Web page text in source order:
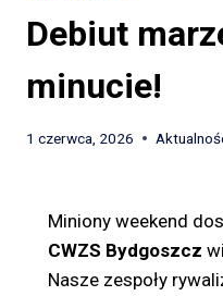
Debiut
minucie!
1 czerwca, 2026
Miniony weekend
CWZS Bydgoszcz
Nasze zespoły